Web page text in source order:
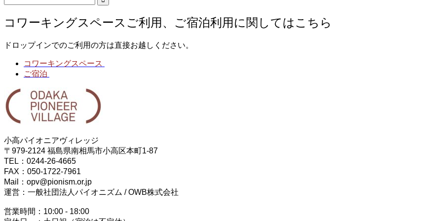
コワーキングスペースご利用、ご宿泊利用に関してはこちら
ドロップインでのご利用の方は直接お越しください。
コワーキングスペース
ご宿泊
小高パイオニアヴィレッジ
〒979-2124 福島県南相馬市小高区本町1-87
TEL：0244-26-4665
FAX：050-1722-7961
Mail：opv@pionism.or.jp
運営：一般社団法人パイオニズム / OWB株式会社
営業時間：10:00 - 18:00